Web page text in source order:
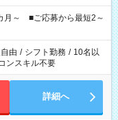
夕飯の準備がしたい」
ご希望を教えてください
計で週40時間を超える場
月～ ■ご応募から最短2～
由 / シフト勤務 / 10名以
ンスキル不要
詳細へ